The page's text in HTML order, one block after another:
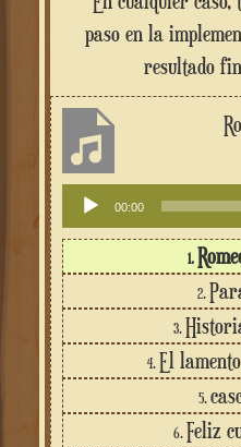
paso en la
resultado
00:00
1.
2.
3.
4.El
5.
6.Feliz